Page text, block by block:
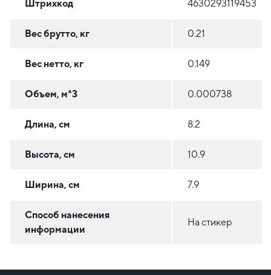
Штрихкод 4630293119453
Вес брутто, кг 0.21
Вес нетто, кг 0.149
Объем, м^3 0.000738
Длина, см 8.2
Высота, см 10.9
Ширина, см 7.9
Способ нанесения
информации
На стикер